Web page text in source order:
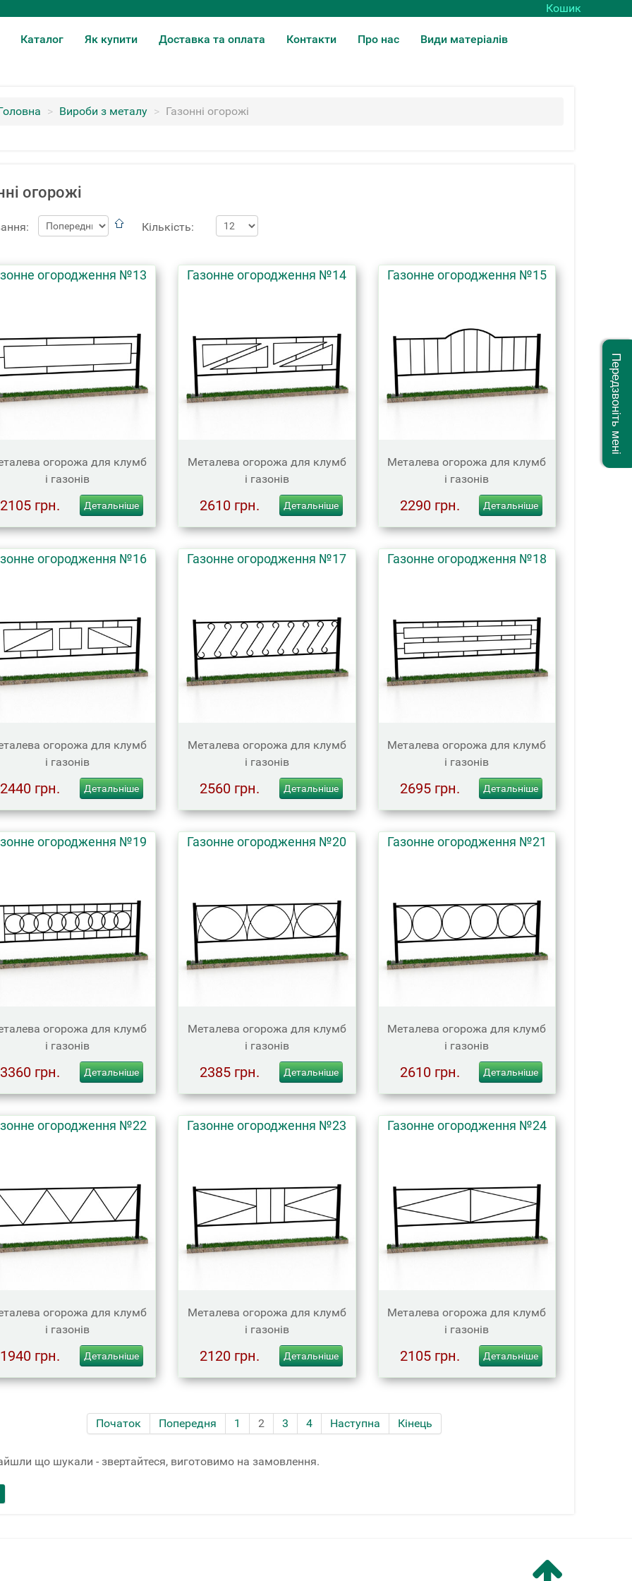
Кошик
Каталог Як купити Доставка та оплата Контакти Про нас Види матеріалів
> Вироби з металу > Газонні огорожі
огорожі
Кількість:
огородження №13
огорожа для клумб
і газонів
2105 грн. Детальніше
Газонне огородження №14
Металева огорожа для клумб
і газонів
2610 грн. Детальніше
Газонне огородження №15
Металева огорожа для клумб
і газонів
2290 грн. Детальніше
огородження №16
огорожа для клумб
і газонів
2440 грн. Детальніше
Газонне огородження №17
Металева огорожа для клумб
і газонів
2560 грн. Детальніше
Газонне огородження №18
Металева огорожа для клумб
і газонів
2695 грн. Детальніше
огородження №19
огорожа для клумб
і газонів
3360 грн. Детальніше
Газонне огородження №20
Металева огорожа для клумб
і газонів
2385 грн. Детальніше
Газонне огородження №21
Металева огорожа для клумб
і газонів
2610 грн. Детальніше
огородження №22
огорожа для клумб
і газонів
1940 грн. Детальніше
Газонне огородження №23
Металева огорожа для клумб
і газонів
2120 грн. Детальніше
Газонне огородження №24
Металева огорожа для клумб
і газонів
2105 грн. Детальніше
Початок Попередня 1 2 3 4 Наступна Кінець
що шукали - звертайтеся, виготовимо на замовлення.
Передзвоніть мені